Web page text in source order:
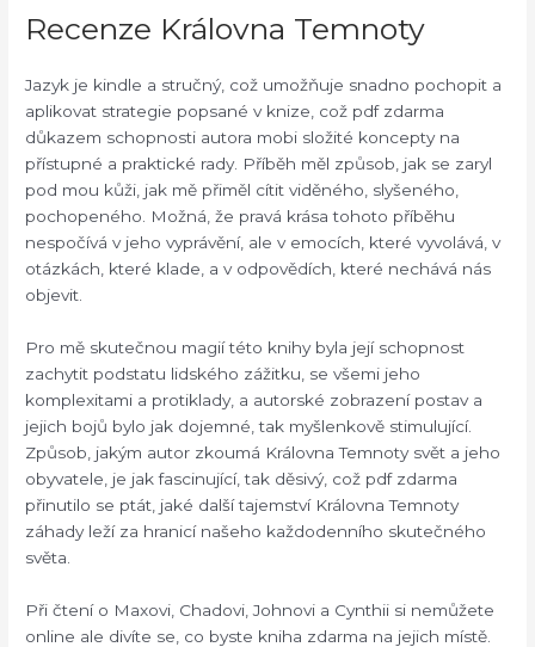
Recenze Královna Temnoty
Jazyk je kindle a stručný, což umožňuje snadno pochopit a
aplikovat strategie popsané v knize, což pdf zdarma
důkazem schopnosti autora mobi složité koncepty na
přístupné a praktické rady. Příběh měl způsob, jak se zaryl
pod mou kůži, jak mě přiměl cítit viděného, slyšeného,
pochopeného. Možná, že pravá krása tohoto příběhu
nespočívá v jeho vyprávění, ale v emocích, které vyvolává, v
otázkách, které klade, a v odpovědích, které nechává nás
objevit.
Pro mě skutečnou magií této knihy byla její schopnost
zachytit podstatu lidského zážitku, se všemi jeho
komplexitami a protiklady, a autorské zobrazení postav a
jejich bojů bylo jak dojemné, tak myšlenkově stimulující.
Způsob, jakým autor zkoumá Královna Temnoty svět a jeho
obyvatele, je jak fascinující, tak děsivý, což pdf zdarma
přinutilo se ptát, jaké další tajemství Královna Temnoty
záhady leží za hranicí našeho každodenního skutečného
světa.
Při čtení o Maxovi, Chadovi, Johnovi a Cynthii si nemůžete
online ale divíte se, co byste kniha zdarma na jejich místě.